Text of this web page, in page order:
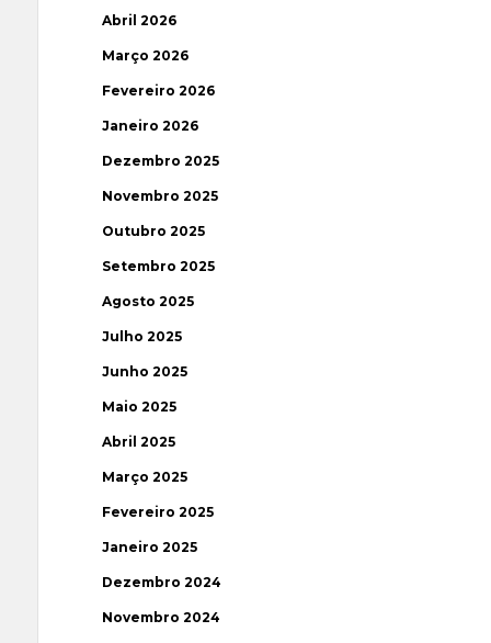
Abril 2026
Março 2026
Fevereiro 2026
Janeiro 2026
Dezembro 2025
Novembro 2025
Outubro 2025
Setembro 2025
Agosto 2025
Julho 2025
Junho 2025
Maio 2025
Abril 2025
Março 2025
Fevereiro 2025
Janeiro 2025
Dezembro 2024
Novembro 2024